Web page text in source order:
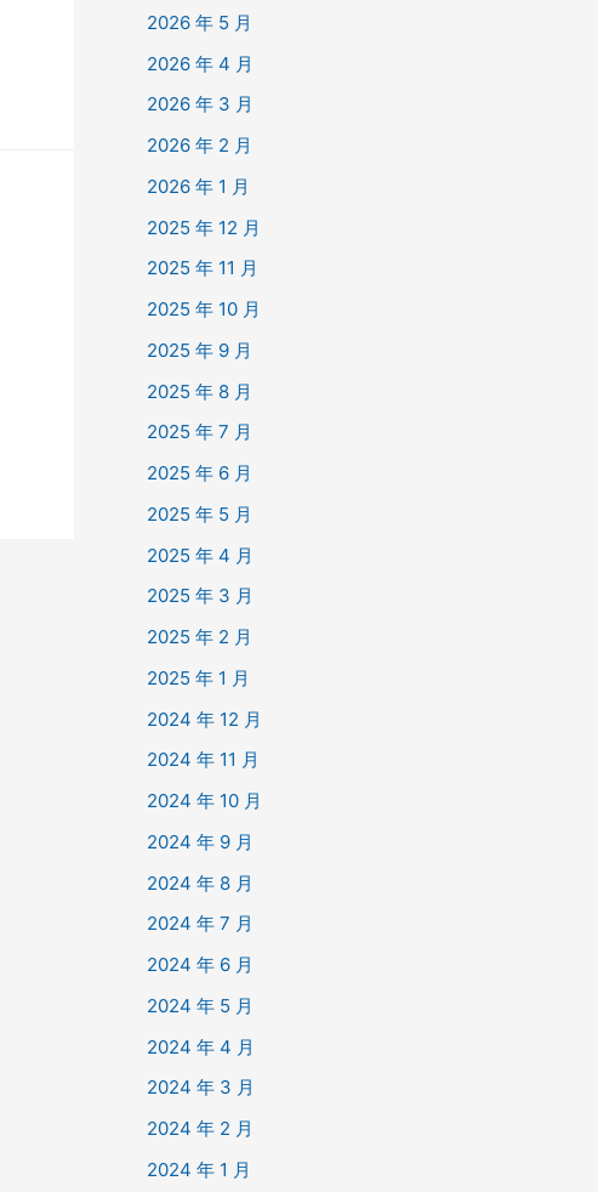
2026 年 5 月
2026 年 4 月
2026 年 3 月
2026 年 2 月
2026 年 1 月
2025 年 12 月
2025 年 11 月
2025 年 10 月
2025 年 9 月
2025 年 8 月
2025 年 7 月
2025 年 6 月
2025 年 5 月
2025 年 4 月
2025 年 3 月
2025 年 2 月
2025 年 1 月
2024 年 12 月
2024 年 11 月
2024 年 10 月
2024 年 9 月
2024 年 8 月
2024 年 7 月
2024 年 6 月
2024 年 5 月
2024 年 4 月
2024 年 3 月
2024 年 2 月
2024 年 1 月